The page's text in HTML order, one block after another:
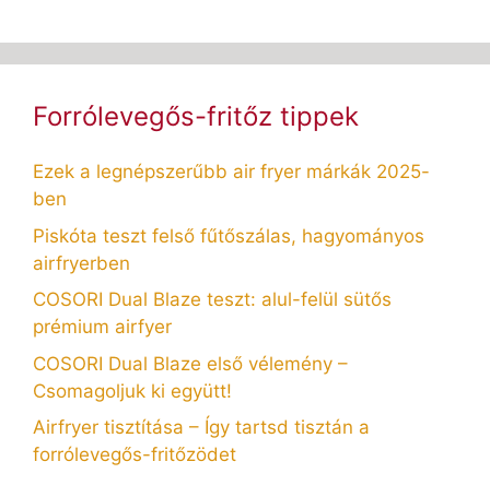
Forrólevegős-fritőz tippek
Ezek a legnépszerűbb air fryer márkák 2025-
ben
Piskóta teszt felső fűtőszálas, hagyományos
airfryerben
COSORI Dual Blaze teszt: alul-felül sütős
prémium airfyer
COSORI Dual Blaze első vélemény –
Csomagoljuk ki együtt!
Airfryer tisztítása – Így tartsd tisztán a
forrólevegős-fritőzödet